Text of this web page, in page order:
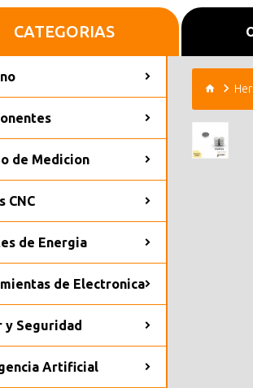
Inicio
CATEGORIAS
de Medicion
CNC
de Energia
de Electronica
y Seguridad
Artificial